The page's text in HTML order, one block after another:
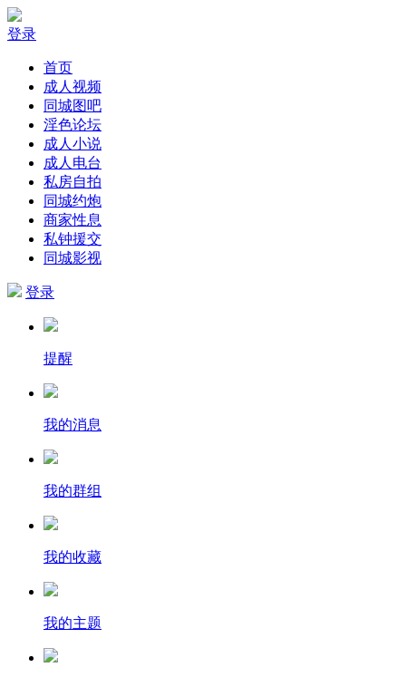
登录
首页
成人视频
同城图吧
淫色论坛
成人小说
成人电台
私房自拍
同城约炮
商家性息
私钟援交
同城影视
登录
提醒
我的消息
我的群组
我的收藏
我的主题